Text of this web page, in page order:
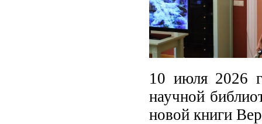
10 июля 2026
научной
новой книги